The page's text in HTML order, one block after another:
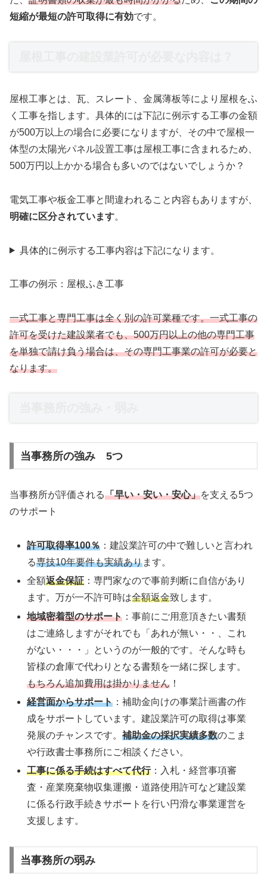
短縮が最短の許可取得に有効です。
屋根工事とは、瓦、スレート、金属薄板等により屋根をふ
く工事を指します。具体的には下記に例示する工事の金額
が500万以上の場合に必要になりますが、その中で屋根一
体型の太陽光パネル設置工事は屋根工事に含まれるため、
500万円以上かかる場合も多いのではないでしょうか？
電気工事や板金工事と間違われること内容もありますが、
明確に区分されています。
具体的に例示する工事内容は下記になります。
工事の例示：屋根ふき工事
一式工事と専門工事は全く別の許可業種です。一式工事の
許可を受けた建設業者でも、500万円以上の他の専門工事
を単独で請け負う場合は、その専門工事業の許可が必要と
なります。
当事務所の強み 5つ
当事務所が評価される「早い・安い・安心」を支える5つ
のサポート
許可取得率100％ ：建設業許可の中で難しいと言われ
る専技10年要件も実績あります。
全額返金保証 ：専門家なので事前判断に自信があり
ます。万が一不許可時は全額返金致します。
地域密着型のサポート ：事前にご用意頂きたい書類
はご連絡しますがそれでも「あれが無い・・、これ
がない・・・」というのが一般的です。そんな時も
皆様の倉庫で代わりとなる書類を一緒に探します。
もちろん追加費用は掛かりません ！
経営面からサポート ：補助金向けの事業計画書の作
成をサポートしています。建設業許可の取得は事業
発展のチャンスです。補助金の採択実績多数のこま
や行政書士事務所にご相談ください。
工事に係る手続はすべて代行：入札・経営事項審
査・産業廃棄物収集運搬・道路使用許可など建設業
に係る行政手続きサポートを行い円滑な事業運営を
支援します。
当事務所の弱み